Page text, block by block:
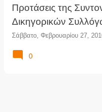
Προτάσεις της
Δικηγορικών
Σάββατο, Φεβρουαρίου 27,
0